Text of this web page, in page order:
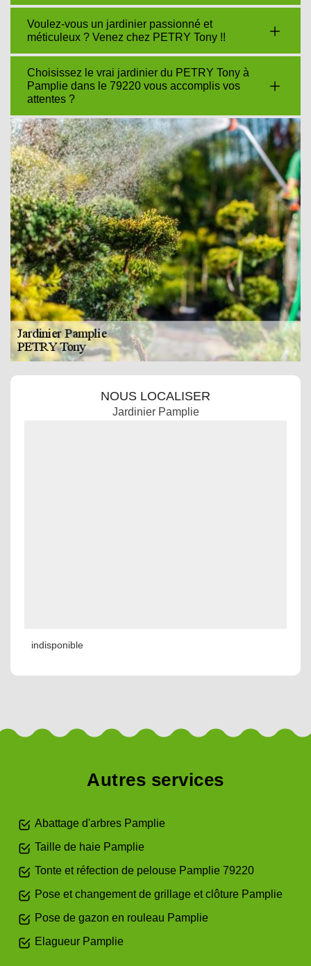
Voulez-vous un jardinier passionné et
méticuleux ? Venez chez PETRY Tony !!
Choisissez le vrai jardinier du PETRY Tony à
Pamplie dans le 79220 vous accomplis vos
attentes ?
NOUS LOCALISER
Jardinier Pamplie
indisponible
Autres services
Abattage d'arbres Pamplie
Taille de haie Pamplie
Tonte et réfection de pelouse Pamplie 79220
Pose et changement de grillage et clôture Pamplie
Pose de gazon en rouleau Pamplie
Elagueur Pamplie